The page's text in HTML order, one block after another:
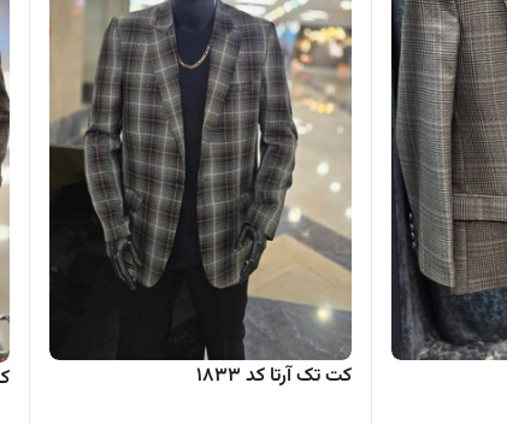
کت تک آرتا کد ۱۸۳3